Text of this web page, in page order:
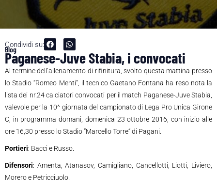
Condividi su:
Blog
Paganese-Juve Stabia, i convocati
Al termine dell’allen­amento di rifinitura, svolto questa mattina presso
lo Stadio “Romeo Menti”, il tecnico Gaetano Fontana ha reso not­a la
lista dei nr.24 calciatori convocati per il match Paganese-Juve Stabia,
valevole per la 10^ giornata del campionato di Lega Pro Unica Girone
C, in programma domani, domenica 23 ottobre 2016, con inizio alle
ore 16,30 presso lo Stadio “Marcello Torre” di Pagani.
Portieri: Bacci e Russo.
Difensori: Amenta, Atanasov, Camigliano, Cancellotti, Liotti, Liviero,
Morero e Petricciuolo.